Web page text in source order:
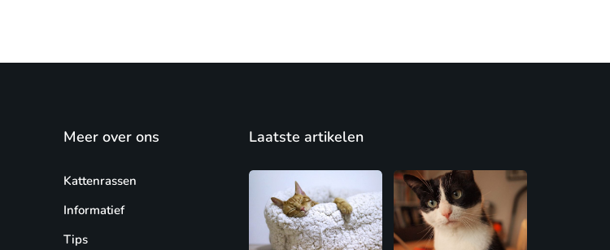
Meer over ons
Kattenrassen
Informatief
Tips
Laatste artikelen